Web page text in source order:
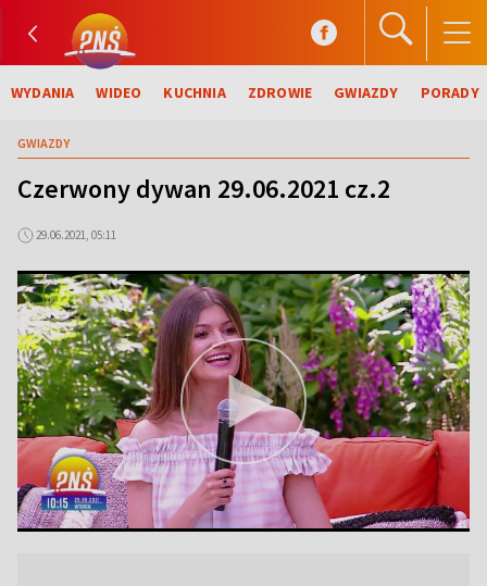
WYDANIA WIDEO KUCHNIA ZDROWIE GWIAZDY PORADY
GWIAZDY
Czerwony dywan 29.06.2021 cz.2
29.06.2021, 05:11